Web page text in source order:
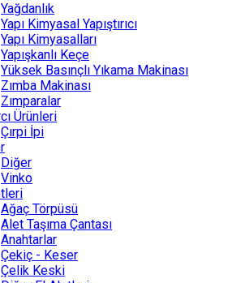
Yağdanlık
Yapı Kimyasal Yapıştırıcı
Yapı Kimyasalları
Yapışkanlı Keçe
Yüksek Basınçlı Yıkama Makinası
Zımba Makinası
Zımparalar
Ürünleri
Çırpi İpi
Diğer
Vinko
Ağaç Törpüsü
Alet Taşıma Çantası
Anahtarlar
Çekiç - Keser
Çelik Keski